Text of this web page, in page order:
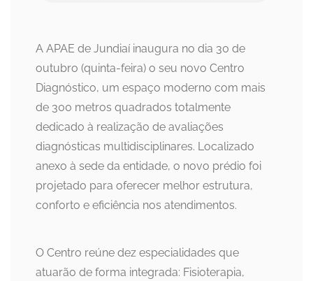
A APAE de Jundiaí inaugura no dia 30 de
outubro (quinta-feira) o seu novo Centro
Diagnóstico, um espaço moderno com mais
de 300 metros quadrados totalmente
dedicado à realização de avaliações
diagnósticas multidisciplinares. Localizado
anexo à sede da entidade, o novo prédio foi
projetado para oferecer melhor estrutura,
conforto e eficiência nos atendimentos.
O Centro reúne dez especialidades que
atuarão de forma integrada: Fisioterapia,